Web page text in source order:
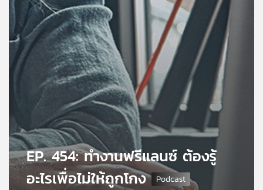
เกี่ยว
เรา
ไทย
บี
เอส EP. 454: ทำงานฟรีแลนซ์ ต้องรู้
อะไรเพื่อไม่ให้ถูกโกง